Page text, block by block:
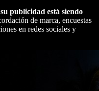
publicidad está siendo
de marca, encuestas
en redes sociales y